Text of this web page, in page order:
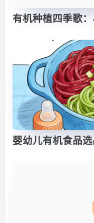
有机种植四季歌
婴幼儿有机食品